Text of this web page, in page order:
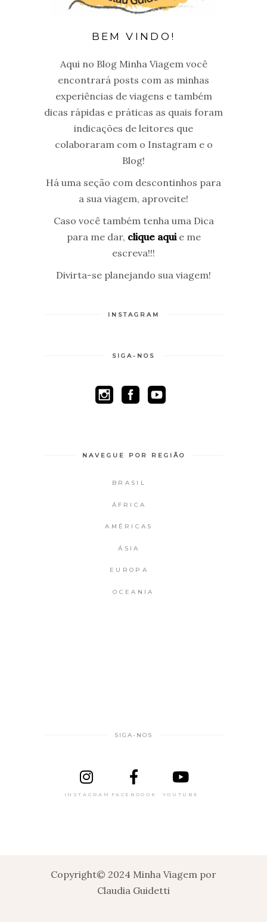
BEM VINDO!
Aqui no Blog Minha Viagem você
encontrará posts com as minhas
experiências de viagens e também
dicas rápidas e práticas as quais foram
indicações de leitores que
colaboraram com o Instagram e o
Blog!
Há uma seção com descontinhos para
a sua viagem, aproveite!
Caso você também tenha uma Dica
para me dar, clique aquie me
escreva!!!
Divirta-se planejando sua viagem!
INSTAGRAM
SIGA-NOS
NAVEGUE POR REGIÃO
BRASIL
ÁFRICA
AMÉRICAS
ÁSIA
EUROPA
OCEANIA
SIGA-NOS
INSTAGRAM FACEBOOOK YOUTUBE
Copyright© 2024 Minha Viagem por
Claudia Guidetti